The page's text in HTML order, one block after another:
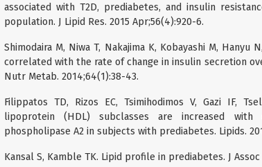
associated with T2D, prediabetes, and insulin
population. J Lipid Res. 2015 Apr;56(4):920-6.
Shimodaira M, Niwa T, Nakajima K, Kobayashi M,
correlated with the rate of change in insulin secretion
Nutr Metab. 2014;64(1):38-43.
Filippatos TD, Rizos EC, Tsimihodimos V, Gazi IF,
lipoprotein (HDL) subclasses are increased with
phospholipase A2 in subjects with prediabetes. Lipids.
Kansal S, Kamble TK. Lipid profile in prediabetes. J Assoc